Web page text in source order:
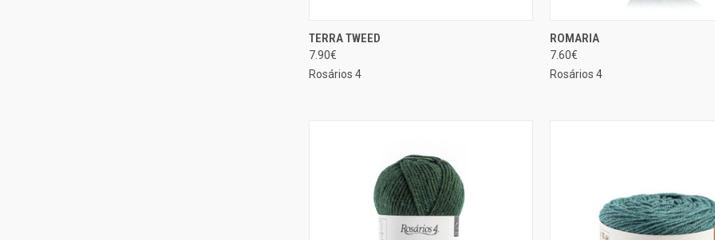
EXIBIÇÃO RÁPIDA
Comparar
TERRA TWEED
7.90€
Rosários 4
EXIBIÇÃO RÁPIDA
Comparar
ROMARIA
7.60€
Rosários 4